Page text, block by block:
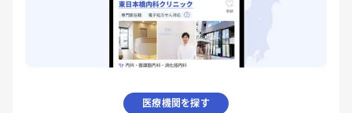
医療機関を探す